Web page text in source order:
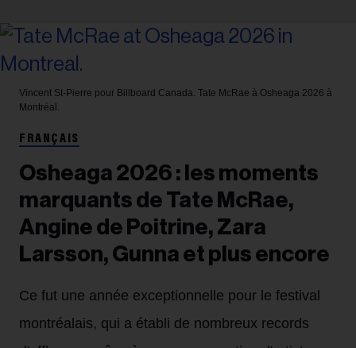
Vincent St-Pierre pour Billboard Canada. Tate McRae à Osheaga 2026 à
Montréal.
FRANÇAIS
Osheaga 2026 : les moments
marquants de Tate McRae,
Angine de Poitrine, Zara
Larsson, Gunna et plus encore
Ce fut une année exceptionnelle pour le festival
montréalais, qui a établi de nombreux records